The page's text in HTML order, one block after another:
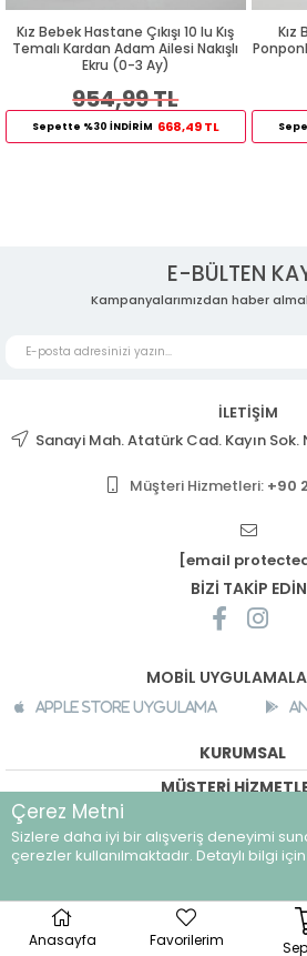
lu Kış
TL
Kız Bebek Hastane Çıkışı 5 li
Ponponlu Tavşancık Nakışlı Ekru (0-
369,99 TL
Sepette %30 İNDİRİM 258,99 TL
E-BÜLTEN
Kampanyalarımızdan haber
İLETİŞİM
Sanayi Mah. Atatürk Cad. Kayın Sok.
Müşteri Hizmetleri: +90
[email
BİZİ TAKİP EDİN
MOBİL
Apple Store Uygulama
KURUMSAL
MÜŞTERİ
©breeze.com.tr - Tüm
Anasayfa Favorilerim
Çerez Metni
Sizlere daha iyi bir alışveriş deneyimi
çerezler kullanılmaktadır. Detaylı bilgi için